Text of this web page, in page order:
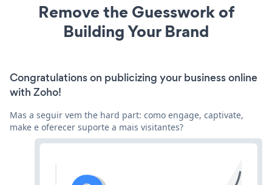
Remove the Guesswork of
Building Your Brand
Congratulations on publicizing your business online
with Zoho!
Mas a seguir vem the hard part: como engage, captivate,
make e oferecer suporte a mais visitantes?